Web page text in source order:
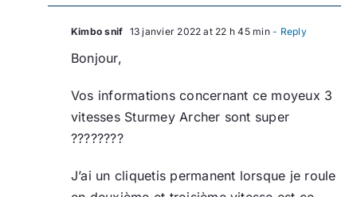
Kimbo snif 13 janvier 2022 at 22 h 45 min- Reply
Bonjour,
Vos informations concernant ce moyeux 3
vitesses Sturmey Archer sont super
????????
J’ai un cliquetis permanent lorsque je roule